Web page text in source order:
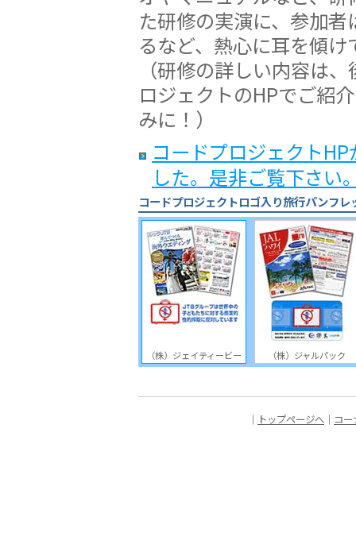
た研修の実演に、参加
るなど、熱心に耳を傾け
（研修の詳しい内容は
ロジェクトのHPでご紹
みに！）
コードプロジェクト
した。是非ご覧下さい
コードプロジェクトロゴ入り旅行パンフレ
（株）ジェイティービー （株）ジャルパック
｜ トップページへ ｜ コー